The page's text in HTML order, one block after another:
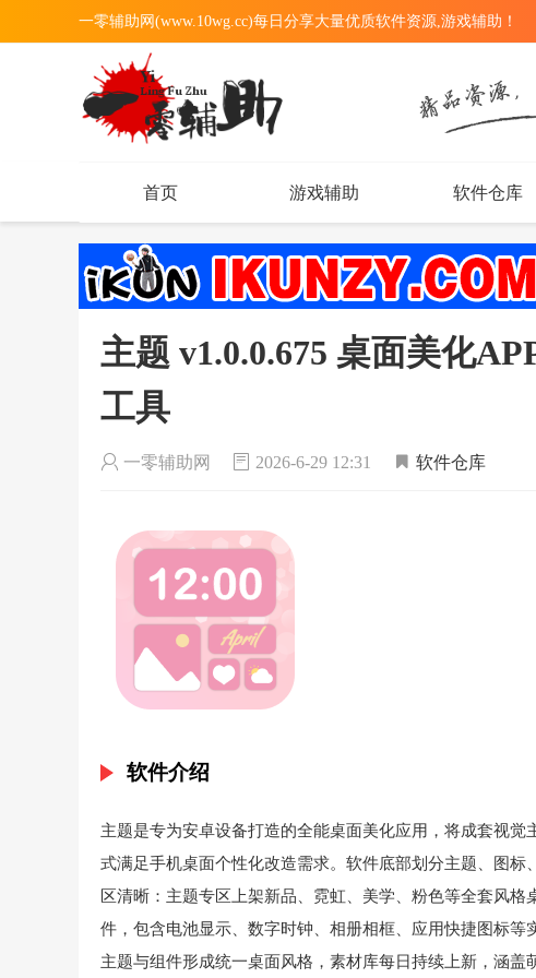
一零辅助网(www.10wg.cc)每日分享大量优质软件资源,游戏辅助！
首页 游戏辅助 软件仓库
主题 v1.0.0.675 桌面美化
工具
一零辅助网 2026-6-29 12:31 软件仓库
软件介绍
主题是专为安卓设备打造的全能桌面美化应用，将成套视
式满足手机桌面个性化改造需求。软件底部划分主题、图
区清晰：主题专区上架新品、霓虹、美学、粉色等全套风
件，包含电池显示、数字时钟、相册相框、应用快捷图标
主题与组件形成统一桌面风格，素材库每日持续上新，涵